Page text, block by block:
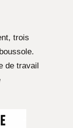
trois
de travail